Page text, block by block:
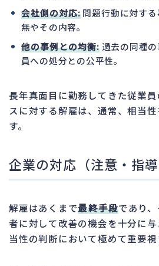
会社側の対応:問題行動に対す
無やその内容。
他の事例との均衡:過去の同種の
員への処分との公平性。
長年真面目に勤務してきた従業
スに対する解雇は、通常、相当
す。
企業の対応（注意・指導
解雇はあくまで最終手段であり
者に対して改善の機会を十分に
当性の判断において極めて重要視